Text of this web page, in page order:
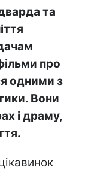
та
про
одними з
Вони
і драму,